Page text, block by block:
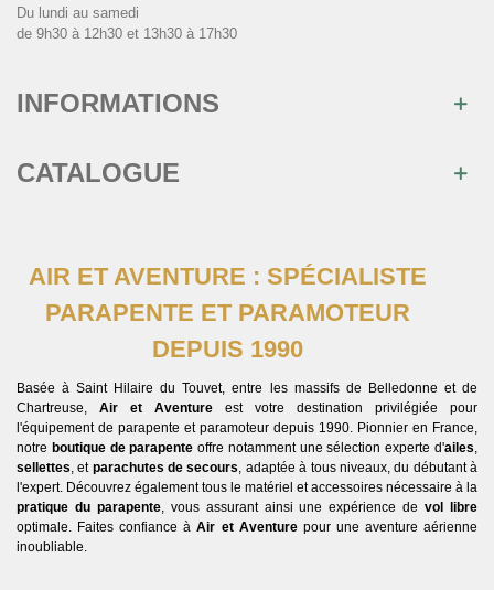
Du lundi au samedi
de 9h30 à 12h30 et 13h30 à 17h30
INFORMATIONS
CATALOGUE
AIR ET AVENTURE : SPÉCIALISTE
PARAPENTE ET PARAMOTEUR
DEPUIS 1990
Basée à Saint Hilaire du Touvet, entre les massifs de Belledonne et de
Chartreuse, Air et Aventure est votre destination privilégiée pour
l'équipement de parapente et paramoteur depuis 1990. Pionnier en France,
notre boutique de parapente offre notamment une sélection experte d'ailes
sellettes , et parachutes de secours , adaptée à tous niveaux, du débutant à
l'expert. Découvrez également tous le matériel et accessoires nécessaire à la
pratique du parapente, vous assurant ainsi une expérience devol libre
optimale. Faites confiance àAir et Aventurepour une aventure aérienne
inoubliable.